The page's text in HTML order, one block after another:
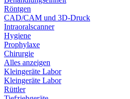
Röntgen
CAD/CAM und 3D-Druck
Intraoralscanner
Hygiene
Prophylaxe
Chirurgie
Alles anzeigen
Kleingeräte Labor
Kleingeräte Labor
Rüttler